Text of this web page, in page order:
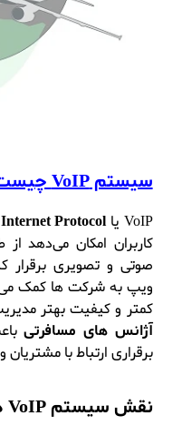
سیستم VoIP چیست؟
VoIP یا Protocol
کاربران امکان می‌دهد
صوتی و تصویری برقرار
ویپ به شرکت‌ ها کمک
کمتر و کیفیت بهتر
آژانس‌ های مسافرتی
برقراری ارتباط با
نقش سیستم VoIP در آژانس‌ های مسافرتی